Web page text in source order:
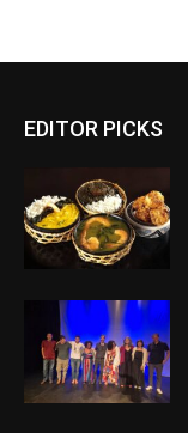
EDITOR PICKS